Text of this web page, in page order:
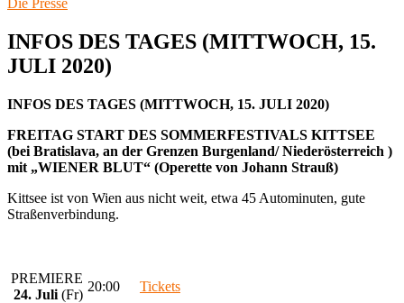
INFOS DES TAGES (MITTWOCH, 15.
JULI 2020)
INFOS DES TAGES (MITTWOCH, 15. JULI 2020)
FREITAG START DES SOMMERFESTIVALS KITTSEE
(bei Bratislava, an der Grenzen Burgenland/ Niederösterreich )
mit „WIENER BLUT“ (Operette von Johann Strauß)
Kittsee ist von Wien aus nicht weit, etwa 45 Autominuten, gute
Straßenverbindung.
PREMIERE
24. Juli (Fr)
20:00
Tickets